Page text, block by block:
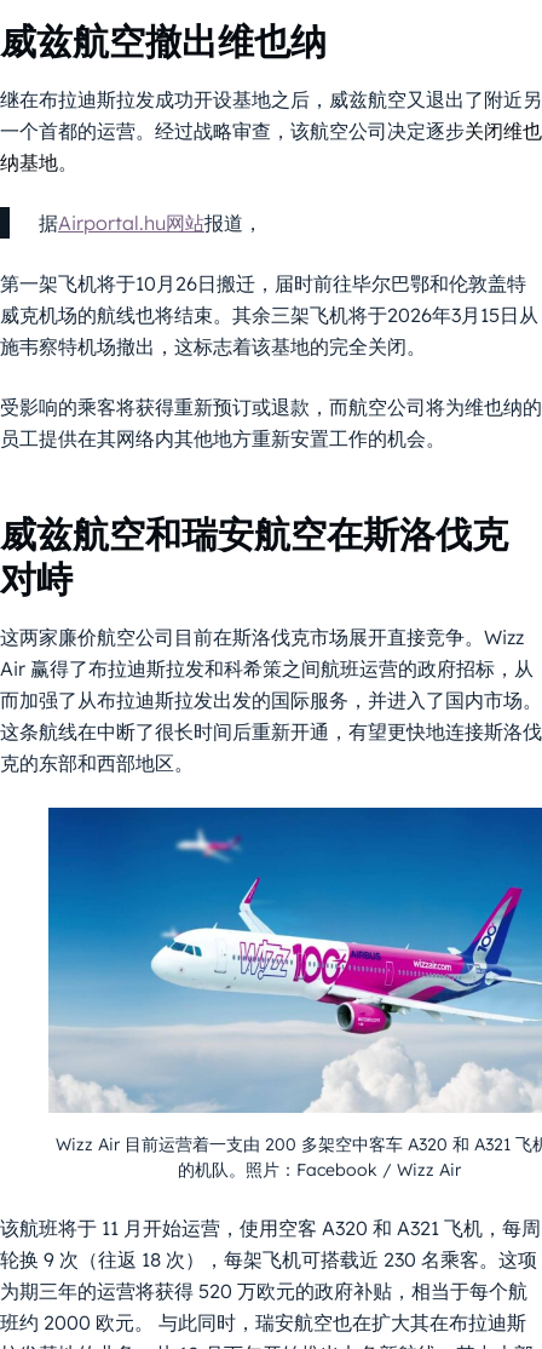
威兹航空撤出维也纳
继在布拉迪斯拉发成功开设基地之后，威兹航空又退出了附近另
一个首都的运营。经过战略审查，该航空公司决定逐步关闭维也
纳基地。
据Airportal.hu网站报道，
第一架飞机将于10月26日搬迁，届时前往毕尔巴鄂和伦敦盖特
威克机场的航线也将结束。 其余三架飞机将于2026年3月15日从
施韦察特机场撤出，这标志着该基地的完全关闭。
受影响的乘客将获得重新预订或退款，而航空公司将为维也纳的
员工提供在其网络内其他地方重新安置工作的机会。
威兹航空和瑞安航空在斯洛伐克
对峙
这两家廉价航空公司目前在斯洛伐克市场展开直接竞争。Wizz
Air 赢得了布拉迪斯拉发和科希策之间航班运营的政府招标，从
而加强了从布拉迪斯拉发出发的国际服务，并进入了国内市场。
这条航线在中断了很长时间后重新开通，有望更快地连接斯洛伐
克的东部和西部地区。
Wizz Air 目前运营着一支由 200 多架空中客车 A320 和 A321 飞
的机队。照片：Facebook / Wizz Air
该航班将于 11 月开始运营，使用空客 A320 和 A321 飞机，每周
轮换 9 次（往返 18 次），每架飞机可搭载近 230 名乘客。这项
为期三年的运营将获得 520 万欧元的政府补贴，相当于每个航
班约 2000 欧元。 与此同时，瑞安航空也在扩大其在布拉迪斯